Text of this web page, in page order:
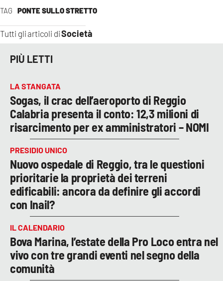
TAG PONTE SULLO STRETTO
Tutti gli articoli diSocietà
PIÙ LETTI
LA STANGATA
Sogas, il crac dell’aeroporto di Reggio
Calabria presenta il conto: 12,3 milioni di
risarcimento per ex amministratori – NOMI
PRESIDIO UNICO
Nuovo ospedale di Reggio, tra le questioni
prioritarie la proprietà dei terreni
edificabili: ancora da definire gli accordi
con Inail?
IL CALENDARIO
Bova Marina, l’estate della Pro Loco entra nel
vivo con tre grandi eventi nel segno della
comunità